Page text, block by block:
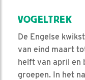
VOGELTREK
De Engelse
van eind maart
helft van april en
groepen. In het